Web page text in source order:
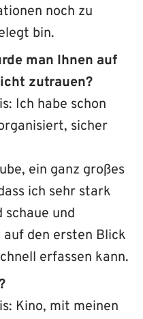
noch zu
bin.
man Ihnen auf
zutrauen?
Ich habe schon
sicher
ein ganz großes
ich sehr stark
schaue und
den ersten Blick
erfassen kann.
Kino, mit meinen